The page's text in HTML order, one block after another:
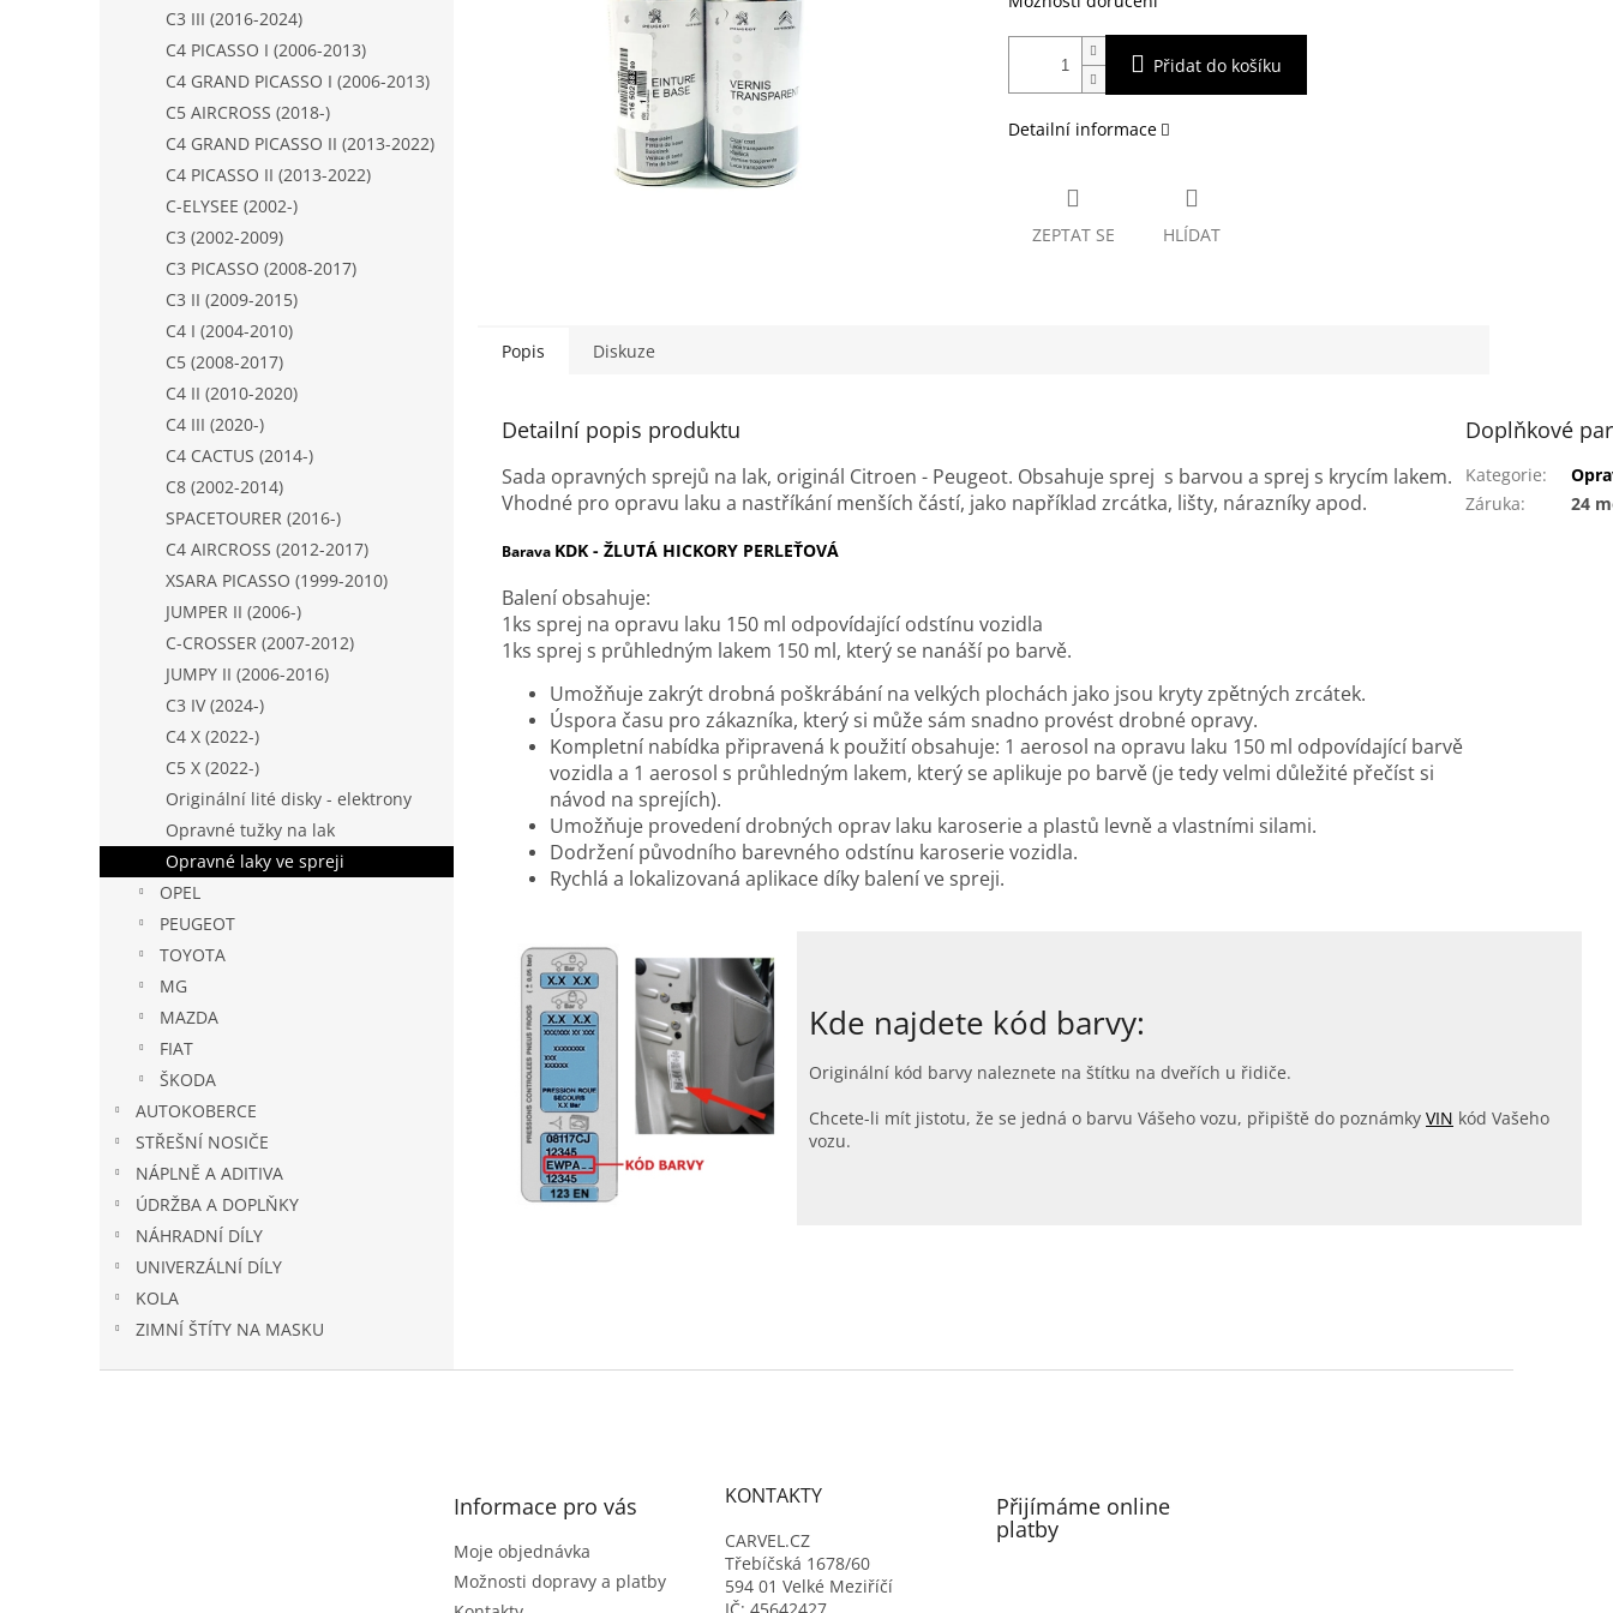
C3 III (2016-2024)
C4 PICASSO I (2006-2013)
C4 GRAND PICASSO I (2006-2013)
C5 AIRCROSS (2018-)
C4 GRAND PICASSO II (2013-2022)
C4 PICASSO II (2013-2022)
C-ELYSEE (2002-)
C3 (2002-2009)
C3 PICASSO (2008-2017)
C3 II (2009-2015)
C4 I (2004-2010)
C5 (2008-2017)
C4 II (2010-2020)
C4 III (2020-)
C4 CACTUS (2014-)
C8 (2002-2014)
SPACETOURER (2016-)
C4 AIRCROSS (2012-2017)
XSARA PICASSO (1999-2010)
JUMPER II (2006-)
C-CROSSER (2007-2012)
JUMPY II (2006-2016)
C3 IV (2024-)
C4 X (2022-)
C5 X (2022-)
Originální lité disky - elektrony
Opravné tužky na lak
Opravné laky ve spreji
OPEL
PEUGEOT
TOYOTA
MG
MAZDA
FIAT
ŠKODA
AUTOKOBERCE
STŘEŠNÍ NOSIČE
NÁPLNĚ A ADITIVA
ÚDRŽBA A DOPLŇKY
NÁHRADNÍ DÍLY
UNIVERZÁLNÍ DÍLY
KOLA
ZIMNÍ ŠTÍTY NA MASKU
Přidat do košíku
Detailní informace
ZEPTAT SE HLÍDAT
Popis Diskuze
Detailní popis produktu
Sada opravných sprejů na lak, originál Citroen - Peugeot. Obsahuje sprej s barvou a sprej s krycím lakem.
Vhodné pro opravu laku a nastříkání menších částí, jako například zrcátka, lišty, nárazníky apod.
Barava KDK - ŽLUTÁ HICKORY PERLEŤOVÁ
Balení obsahuje:
1ks sprej na opravu laku 150 ml odpovídající odstínu vozidla
1ks sprej s průhledným lakem 150 ml, který se nanáší po barvě.
Umožňuje zakrýt drobná poškrábání na velkých plochách jako jsou kryty zpětných zrcátek.
Úspora času pro zákazníka, který si může sám snadno provést drobné opravy.
Kompletní nabídka připravená k použití obsahuje: 1 aerosol na opravu laku 150 ml odpovídající barvě
vozidla a 1 aerosol s průhledným lakem, který se aplikuje po barvě (je tedy velmi důležité přečíst si
návod na sprejích).
Umožňuje provedení drobných oprav laku karoserie a plastů levně a vlastními silami.
Dodržení původního barevného odstínu karoserie vozidla.
Rychlá a lokalizovaná aplikace díky balení ve spreji.
Kde najdete kód barvy:
Originální kód barvy naleznete na štítku na dveřích u řidiče.
Chcete-li mít jistotu, že se jedná o barvu Vášeho vozu, připiště do poznámky VIN kód Vašeho
vozu.
Doplňkové
Kategorie:
Záruka: 24
Informace pro vás
Moje objednávka
Možnosti dopravy a platby
KONTAKTY
CARVEL.CZ
Třebíčská 1678/60
594 01 Velké Meziříčí
Přijímáme online
platby